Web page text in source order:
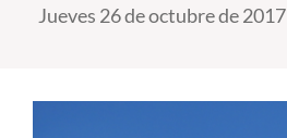
Jueves 26 de octubre de 2017